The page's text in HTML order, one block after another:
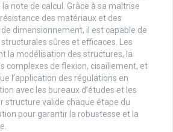
la note de calcul. Grâce à sa maîtrise
des matériaux et des
dimensionnement, il est capable de
sûres et efficaces. Les
la modélisation des structures, la
complexes de flexion, cisaillement, et
l’application des régulations en
avec les bureaux d’études et les
structure valide chaque étape du
pour garantir la robustesse et la